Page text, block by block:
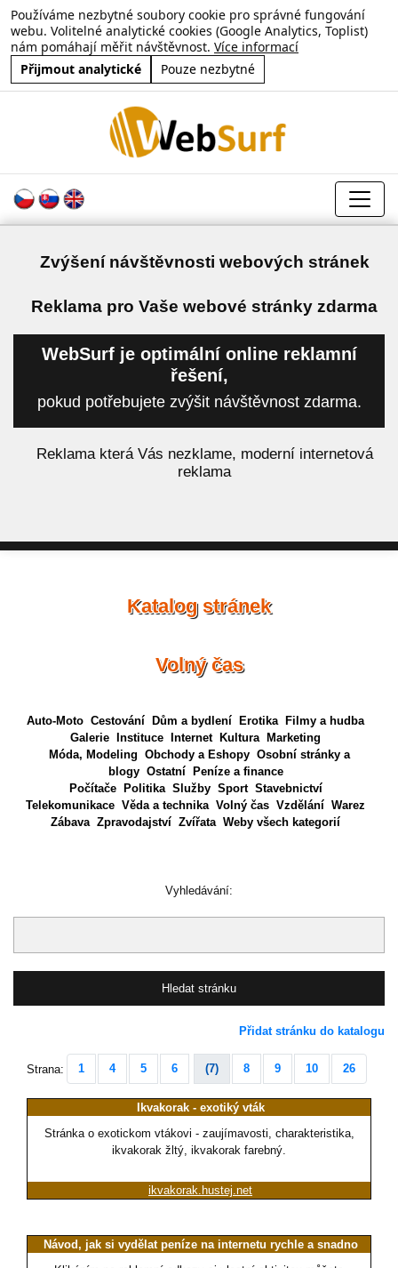
Používáme nezbytné soubory cookie pro správné fungování
webu. Volitelné analytické cookies (Google Analytics, Toplist)
nám pomáhají měřit návštěvnost. Více informací
Přijmout analytické
Pouze nezbytné
Zvýšení návštěvnosti webových stránek
Reklama pro Vaše webové stránky zdarma
WebSurf je optimální online reklamní
řešení,
pokud potřebujete zvýšit návštěvnost zdarma.
Reklama která Vás nezklame, moderní internetová
reklama
Katalog stránek
Volný čas
Auto-Moto Cestování Dům a bydlení Erotika
Filmy a hudba
Galerie
Instituce Internet Kultura
Marketing
Móda, Modeling Obchody a Eshopy Osobní stránky a
blogy Ostatní
Peníze a finance
Počítače
Politika Služby Sport Stavebnictví
Telekomunikace Věda a technika Volný čas Vzdělání Warez
Zábava Zpravodajství Zvířata Weby všech kategorií
Vyhledávání:
Přidat stránku do katalogu
Strana: 1 4 5 6 (7) 8 9 10 26
Ikvakorak - exotiký vták
Stránka o exotickom vtákovi - zaujímavosti, charakteristika,
ikvakorak žltý, ikvakorak farebný.
ikvakorak.hustej.net
Návod, jak si vydělat peníze na internetu rychle a snadno